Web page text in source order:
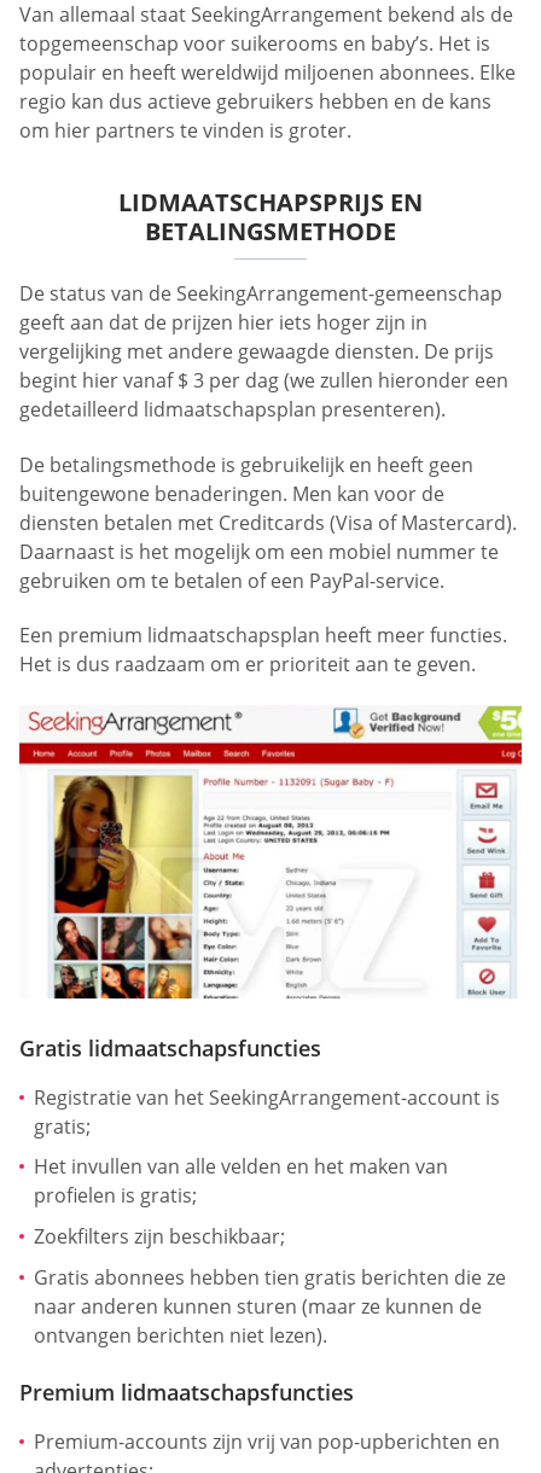
Van allemaal staat SeekingArrangement bekend als de
topgemeenschap voor suikerooms en baby’s. Het is
populair en heeft wereldwijd miljoenen abonnees. Elke
regio kan dus actieve gebruikers hebben en de kans
om hier partners te vinden is groter.
LIDMAATSCHAPSPRIJS EN
BETALINGSMETHODE
De status van de SeekingArrangement-gemeenschap
geeft aan dat de prijzen hier iets hoger zijn in
vergelijking met andere gewaagde diensten. De prijs
begint hier vanaf $ 3 per dag (we zullen hieronder een
gedetailleerd lidmaatschapsplan presenteren).
De betalingsmethode is gebruikelijk en heeft geen
buitengewone benaderingen. Men kan voor de
diensten betalen met Creditcards (Visa of Mastercard).
Daarnaast is het mogelijk om een mobiel nummer te
gebruiken om te betalen of een PayPal-service.
Een premium lidmaatschapsplan heeft meer functies.
Het is dus raadzaam om er prioriteit aan te geven.
Gratis lidmaatschapsfuncties
Registratie van het SeekingArrangement-account is
gratis;
Het invullen van alle velden en het maken van
profielen is gratis;
Zoekfilters zijn beschikbaar;
Gratis abonnees hebben tien gratis berichten die ze
naar anderen kunnen sturen (maar ze kunnen de
ontvangen berichten niet lezen).
Premium lidmaatschapsfuncties
Premium-accounts zijn vrij van pop-upberichten en